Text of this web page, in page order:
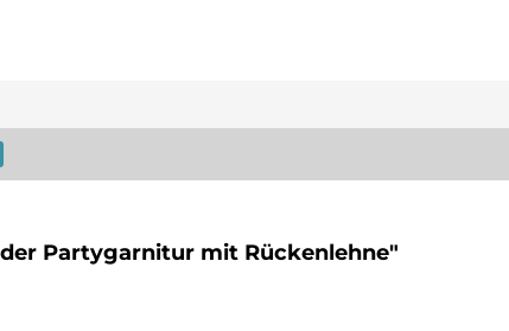
Partygarnitur mit Rückenlehne"